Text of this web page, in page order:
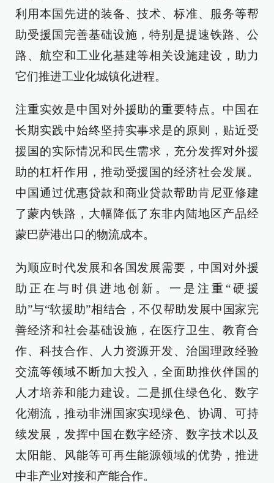
利用本国先进的装备、技术、标准、服务等帮
助受援国完善基础设施，特别是提速铁路、公
路、航空和工业化基建等相关设施建设，助力
它们推进工业化城镇化进程。
注重实效是中国对外援助的重要特点。中国在
长期实践中始终坚持实事求是的原则，贴近受
援国的实际情况和民生需求，充分发挥对外援
助的杠杆作用，推动受援国的经济社会发展。
中国通过优惠贷款和商业贷款帮助肯尼亚修建
了蒙内铁路，大幅降低了东非内陆地区产品经
蒙巴萨港出口的物流成本。
为顺应时代发展和各国发展需要，中国对外援
助正在与时俱进地创新。一是注重“硬援
助”与“软援助”相结合，不仅帮助发展中国家完
善经济和社会基础设施，在医疗卫生、教育合
作、科技合作、人力资源开发、治国理政经验
交流等领域不断加大投入，全面助推伙伴国的
人才培养和能力建设。二是抓住绿色化、数字
化潮流，推动非洲国家实现绿色、协调、可持
续发展，发挥中国在数字经济、数字技术以及
太阳能、风能等可再生能源领域的优势，推进
中非产业对接和产能合作。